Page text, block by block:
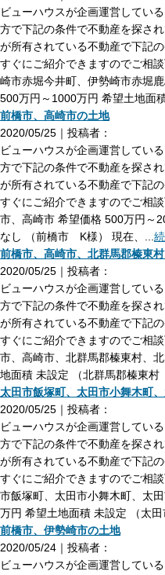
ビューハウスが企画運営してい
方で下記の条件で不動産を探さ
が所有されている不動産で下記
すぐにご紹介できますのでご相
崎市赤堀今井町、伊勢崎市赤堀
500万円～1000万円 希望土地面
前橋市、高崎市の土地
2020/05/25｜投稿者：
ビューハウスが企画運営してい
方で下記の条件で不動産を探さ
が所有されている不動産で下記
すぐにご紹介できますのでご相
市、高崎市 希望価格 500万円～
なし （前橋市 K様） 現在、...
前橋市、高崎市、北群馬郡榛東
2020/05/25｜投稿者：
ビューハウスが企画運営してい
方で下記の条件で不動産を探さ
が所有されている不動産で下記
すぐにご紹介できますのでご相
市、高崎市、北群馬郡榛東村、
地面積 未設定 （北群馬郡榛東村
太田市飯塚町、太田市小舞木町
2020/05/25｜投稿者：
ビューハウスが企画運営してい
方で下記の条件で不動産を探さ
が所有されている不動産で下記
すぐにご紹介できますのでご相
市飯塚町、太田市小舞木町、太
万円 希望土地面積 未設定 （太
前橋市、伊勢崎市の土地
2020/05/24｜投稿者：
ビューハウスが企画運営してい